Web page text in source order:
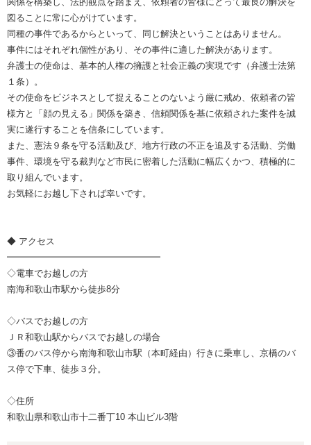
図ることに常に心がけています。
同種の事件であるからといって、同じ解決ということはありません。
事件にはそれぞれ個性があり、その事件に適した解決があります。
弁護士の使命は、基本的人権の擁護と社会正義の実現です（弁護士法第
１条）。
その使命をビジネスとして捉えることのないよう厳に戒め、依頼者の皆
様方と「顔の見える」関係を築き、信頼関係を基に依頼された案件を誠
実に遂行することを信条にしています。
また、憲法９条を守る活動及び、地方行政の不正を追及する活動、労働
事件、環境を守る裁判など市民に密着した活動に幅広くかつ、積極的に
取り組んでいます。
お気軽にお越し下されば幸いです。
◆ アクセス
━━━━━━━━━━━━━━━━━
◇電車でお越しの方
南海和歌山市駅から徒歩8分
◇バスでお越しの方
ＪＲ和歌山駅からバスでお越しの場合
③番のバス停から南海和歌山市駅（本町経由）行きに乗車し、京橋のバ
ス停で下車、徒歩３分。
◇住所
和歌山県和歌山市十二番丁10 本山ビル3階